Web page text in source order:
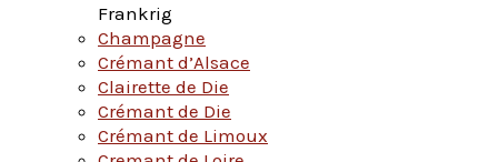
Frankrig
Champagne
Crémant d’Alsace
Clairette de Die
Crémant de Die
Crémant de Limoux